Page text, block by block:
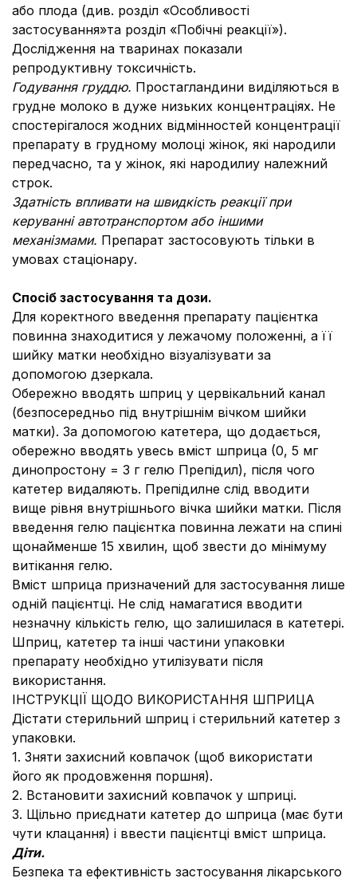
або плода (див. розділ «Особливості
застосування»та розділ «Побічні реакції»).
Дослідження на тваринах показали
репродуктивну токсичність.
Годування груддю. Простагландини виділяються в
грудне молоко в дуже низьких концентраціях. Не
спостерігалося жодних відмінностей концентрації
препарату в грудному молоці жінок, які народили
передчасно, та у жінок, які народилиу належний
строк.
Здатність впливати на швидкість реакції при
керуванні автотранспортом або іншими
механізмами. Препарат застосовують тільки в
умовах стаціонару.
Спосіб застосування та дози.
Для коректного введення препарату пацієнтка
повинна знаходитися у лежачому положенні, а її
шийку матки необхідно візуалізувати за
допомогою дзеркала.
Обережно вводять шприц у цервікальний канал
(безпосередньо під внутрішнім вічком шийки
матки). За допомогою катетера, що додається,
обережно вводять увесь вміст шприца (0, 5 мг
динопростону = 3 г гелю Препідил), після чого
катетер видаляють. Препідилне слід вводити
вище рівня внутрішнього вічка шийки матки. Після
введення гелю пацієнтка повинна лежати на спині
щонайменше 15 хвилин, щоб звести до мінімуму
витікання гелю.
Вміст шприца призначений для застосування лише
одній пацієнтці. Не слід намагатися вводити
незначну кількість гелю, що залишилася в катетері.
Шприц, катетер та інші частини упаковки
препарату необхідно утилізувати після
використання.
ІНСТРУКЦІЇ ЩОДО ВИКОРИСТАННЯ ШПРИЦА
Дістати стерильний шприц і стерильний катетер з
упаковки.
1. Зняти захисний ковпачок (щоб використати
його як продовження поршня).
2. Встановити захисний ковпачок у шприці.
3. Щільно приєднати катетер до шприца (має бути
чути клацання) і ввести пацієнтці вміст шприца.
Діти.
Безпека та ефективність застосування лікарського